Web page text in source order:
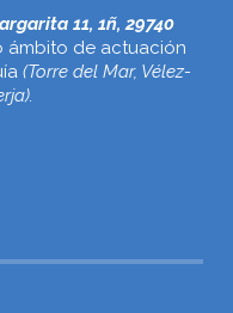
11, 1ñ, 29740
ámbito de actuación
(Torre del Mar, Vélez-